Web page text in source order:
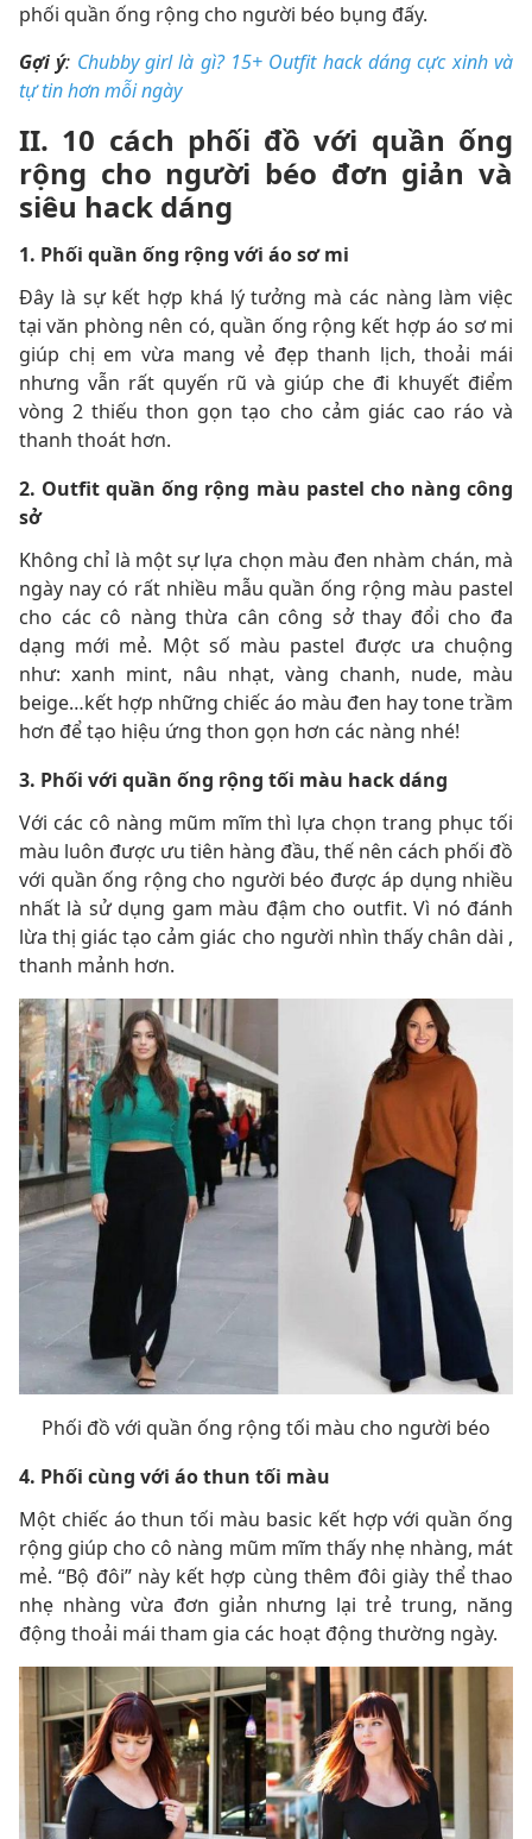
phối quần ống rộng cho người béo bụng đấy.
Gợi ý: Chubby girl là gì? 15+ Outfit hack dáng cực xinh và
tự tin hơn mỗi ngày
II. 10 cách phối đồ với quần ống
rộng cho người béo đơn giản và
siêu hack dáng
1. Phối quần ống rộng với áo sơ mi
Đây là sự kết hợp khá lý tưởng mà các nàng làm việc
tại văn phòng nên có, quần ống rộng kết hợp áo sơ mi
giúp chị em vừa mang vẻ đẹp thanh lịch, thoải mái
nhưng vẫn rất quyến rũ và giúp che đi khuyết điểm
vòng 2 thiếu thon gọn tạo cho cảm giác cao ráo và
thanh thoát hơn.
2. Outfit quần ống rộng màu pastel cho nàng công
sở
Không chỉ là một sự lựa chọn màu đen nhàm chán, mà
ngày nay có rất nhiều mẫu quần ống rộng màu pastel
cho các cô nàng thừa cân công sở thay đổi cho đa
dạng mới mẻ. Một số màu pastel được ưa chuộng
như: xanh mint, nâu nhạt, vàng chanh, nude, màu
beige…kết hợp những chiếc áo màu đen hay tone trầm
hơn để tạo hiệu ứng thon gọn hơn các nàng nhé!
3. Phối với quần ống rộng tối màu hack dáng
Với các cô nàng mũm mĩm thì lựa chọn trang phục tối
màu luôn được ưu tiên hàng đầu, thế nên cách phối đồ
với quần ống rộng cho người béo được áp dụng nhiều
nhất là sử dụng gam màu đậm cho outfit. Vì nó đánh
lừa thị giác tạo cảm giác cho người nhìn thấy chân dài ,
thanh mảnh hơn.
Phối đồ với quần ống rộng tối màu cho người béo
4. Phối cùng với áo thun tối màu
Một chiếc áo thun tối màu basic kết hợp với quần ống
rộng giúp cho cô nàng mũm mĩm thấy nhẹ nhàng, mát
mẻ. “Bộ đôi” này kết hợp cùng thêm đôi giày thể thao
nhẹ nhàng vừa đơn giản nhưng lại trẻ trung, năng
động thoải mái tham gia các hoạt động thường ngày.